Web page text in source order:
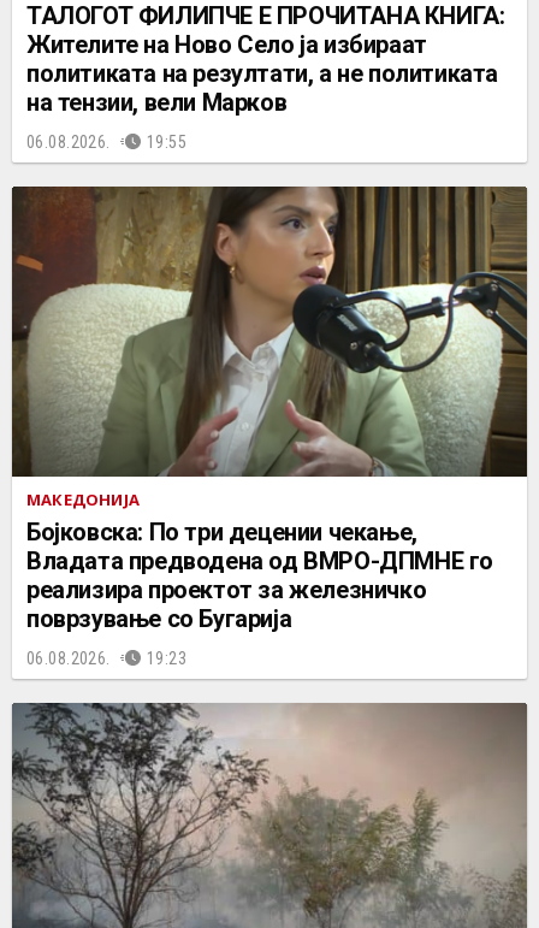
ТАЛОГОТ ФИЛИПЧЕ Е ПРОЧИТАНА КНИГА:
Жителите на Ново Село ја избираат
политиката на резултати, а не политиката
на тензии, вели Марков
06.08.2026. 19:55
МАКЕДОНИЈА
Бојковска: По три децении чекање,
Владата предводена од ВМРО-ДПМНЕ го
реализира проектот за железничко
поврзување со Бугарија
06.08.2026. 19:23